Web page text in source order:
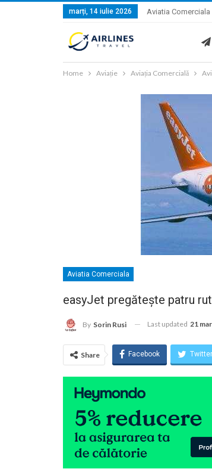
marți, 14 iulie 2026 Aviatia Comerciala
Home Aviație Aviația Comercială
Aviatia Comerciala
easyJet pregăteşte patru
By Sorin Rusi Last updated 21
Share Facebook Twitter